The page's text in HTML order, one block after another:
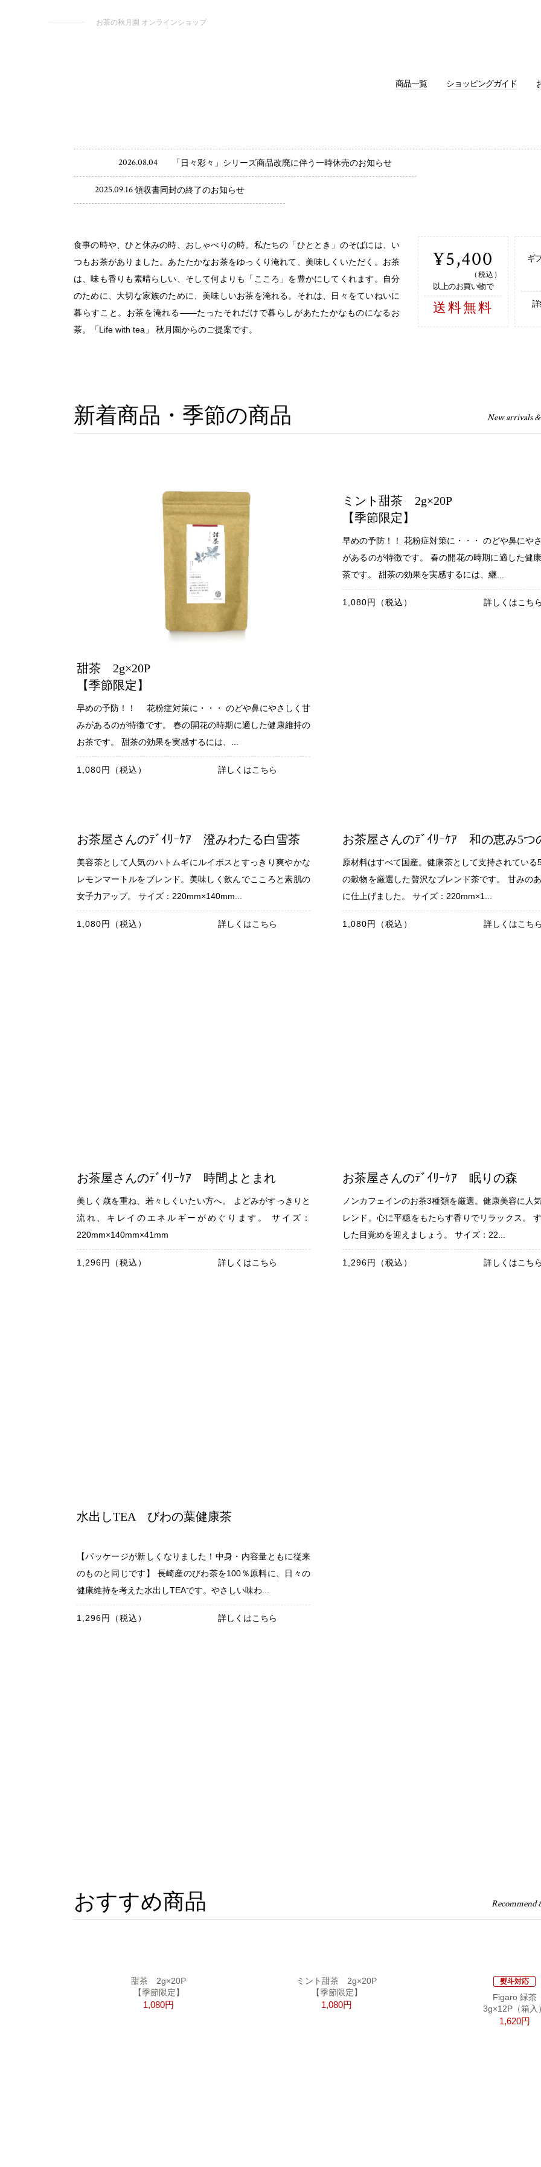
お茶の秋月園 オンラインショップ
商品一覧 ショッピングガイド
2026.08.04 「日々彩々」シリーズ商品改廃に伴う一時休売のお知らせ
2025.09.16 領収書同封の終了のお知らせ
食事の時や、ひと休みの時、おしゃべりの時。私たちの「ひととき」のそばには、い
つもお茶がありました。あたたかなお茶をゆっくり淹れて、美味しくいただく。お茶
は、味も香りも素晴らしい、そして何よりも「こころ」を豊かにしてくれます。自分
のために、大切な家族のために、美味しいお茶を淹れる。それは、日々をていねいに
暮らすこと。お茶を淹れる——たったそれだけで暮らしがあたたかなものになるお
茶。「Life with tea」 秋月園からのご提案です。
¥5,400
（税込）
以上のお買い物で
送料無料
ギ
新着商品・季節の商品 New arrivals &
甜茶 2g×20P
【季節限定】
早めの予防！！ 花粉症対策に・・・ のどや鼻にやさしく甘
みがあるのが特徴です。 春の開花の時期に適した健康維持の
お茶です。 甜茶の効果を実感するには、...
1,080円（税込） 詳しくはこちら
ミント甜茶 2g×20P
【季節限定】
早めの予防！！ 花粉症対策に・・・ のどや鼻にや
があるのが特徴です。 春の開花の時期に適した健
茶です。 甜茶の効果を実感するには、継...
1,080円（税込） 詳しくはこちら
お茶屋さんのﾃﾞｲﾘｰｹｱ 澄みわたる白雪茶
美容茶として人気のハトムギにルイボスとすっきり爽やかな
レモンマートルをブレンド。美味しく飲んでこころと素肌の
女子力アップ。 サイズ：220mm×140mm...
1,080円（税込） 詳しくはこちら
お茶屋さんのﾃﾞｲﾘｰｹｱ 和の恵み5つ
原材料はすべて国産。健康茶として支持されている
の穀物を厳選した贅沢なブレンド茶です。 甘みの
に仕上げました。 サイズ：220mm×1...
1,080円（税込） 詳しくはこちら
お茶屋さんのﾃﾞｲﾘｰｹｱ 時間よとまれ
美しく歳を重ね、若々しくいたい方へ。 よどみがすっきりと
流れ、キレイのエネルギーがめぐります。 サイズ：
220mm×140mm×41mm
1,296円（税込） 詳しくはこちら
お茶屋さんのﾃﾞｲﾘｰｹｱ 眠りの森
ノンカフェインのお茶3種類を厳選。健康美容に人
レンド。心に平穏をもたらす香りでリラックス。
した目覚めを迎えましょう。 サイズ：22...
1,296円（税込） 詳しくはこちら
水出しTEA びわの葉健康茶
【パッケージが新しくなりました！中身・内容量ともに従来
のものと同じです】 長崎産のびわ茶を100％原料に、日々の
健康維持を考えた水出しTEAです。やさしい味わ...
1,296円（税込） 詳しくはこちら
おすすめ商品 Recommend
甜茶 2g×20P
【季節限定】
1,080円
ミント甜茶 2g×20P
【季節限定】
1,080円
熨斗対応
Figaro 緑茶
3g×12P（箱入）
1,620円